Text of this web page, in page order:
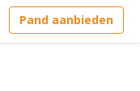
Pand aanbieden